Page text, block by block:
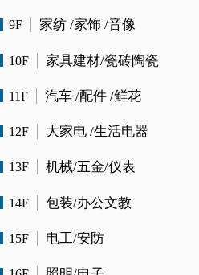
9F 家纺 /家饰 /音像
10F 家具建材/瓷砖陶瓷
11F 汽车 /配件 /鲜花
12F 大家电 /生活电器
13F 机械/五金/仪表
14F 包装/办公文教
15F 电工/安防